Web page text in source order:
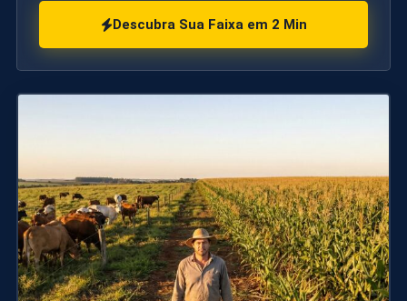
Descubra Sua Faixa em 2 Min